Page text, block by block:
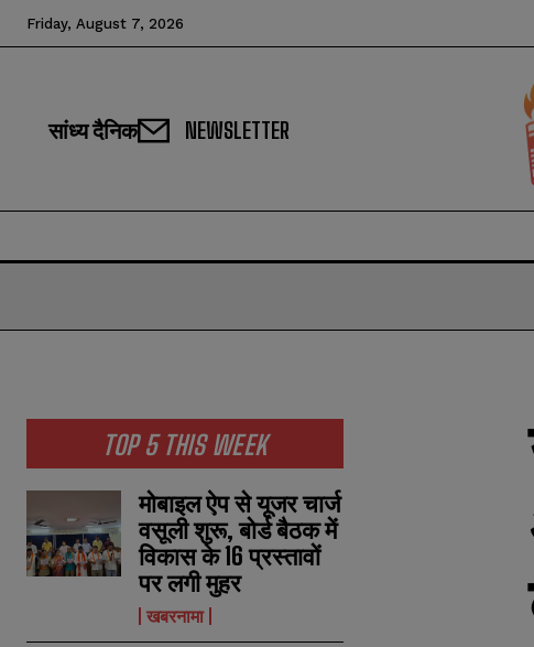
Friday, August 7, 2026
सांध्य दैनिक NEWSLETTER
TOP 5 THIS WEEK
मोबाइल ऐप से यूजर चार्ज
वसूली शुरू, बोर्ड बैठक में
विकास के 16 प्रस्तावों
पर लगी मुहर
खबरनामा